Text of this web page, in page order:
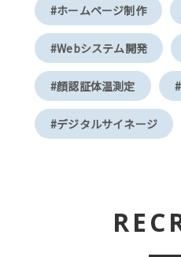
#ホームページ制作
#Webシステム開発
#顔認証体温測定
#デジタルサイネージ